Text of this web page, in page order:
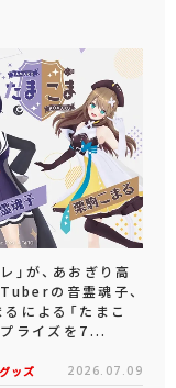
」が、あおぎり高
の音霊魂子、
による「たまこ
プライズを7...
ッズ 2026.07.09